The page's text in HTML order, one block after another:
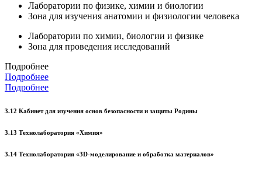
Лаборатории по физике, химии и биологии
Зона для изучения анатомии и физиологии человека
Лаборатории по химии, биологии и физике
Зона для проведения исследований
Подробнее
Подробнее
Подробнее
3.12 Кабинет для изучения основ безопасности и защиты Родины
3.13 Технолаборатория «Химия»
3.14 Технолаборатория «3D-моделирование и обработка материалов»